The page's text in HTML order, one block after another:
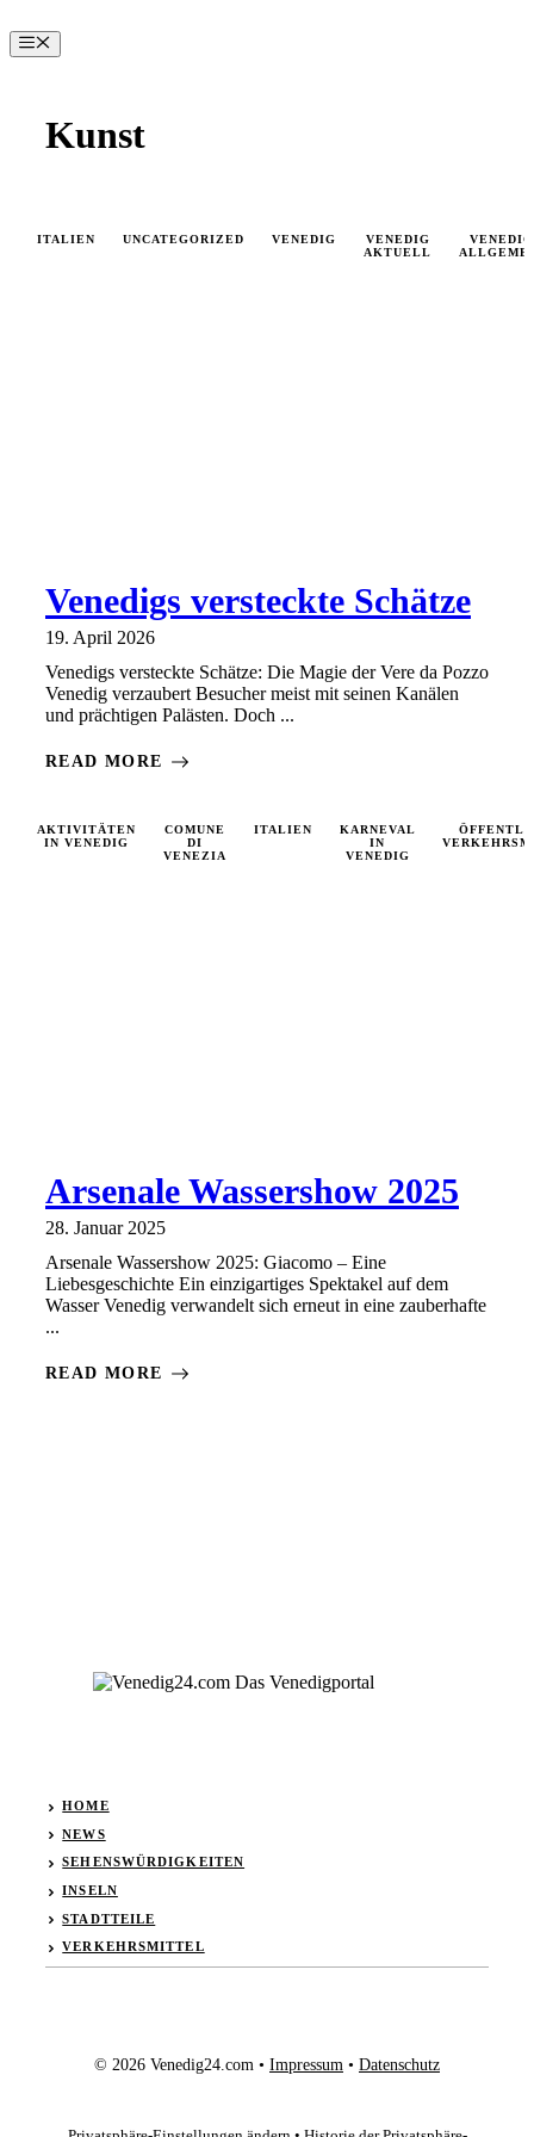
Inhalt
springen
Menü
Kunst
ITALIEN UNCATEGORIZED VENEDIG
VENEDIG
AKTUELL
VENEDIG
Venedigs versteckte Schätze
19. April 2026
Venedigs versteckte Schätze: Die Magie der Vere da Pozzo
Venedig verzaubert Besucher meist mit seinen Kanälen
und prächtigen Palästen. Doch ...
READ MORE
AKTIVITÄTEN
IN VENEDIG
COMUNE
DI
VENEZIA
ITALIEN
KARNEVAL
IN
VENEDIG
Arsenale Wassershow 2025
28. Januar 2025
Arsenale Wassershow 2025: Giacomo – Eine
Liebesgeschichte Ein einzigartiges Spektakel auf dem
Wasser Venedig verwandelt sich erneut in eine zauberhafte
...
READ MORE
HOME
NEWS
SEHENSWÜRDIGKEITEN
INSELN
STADTTEILE
VERKEHRSMITTEL
© 2026 Venedig24.com • Impressum • Datenschutz